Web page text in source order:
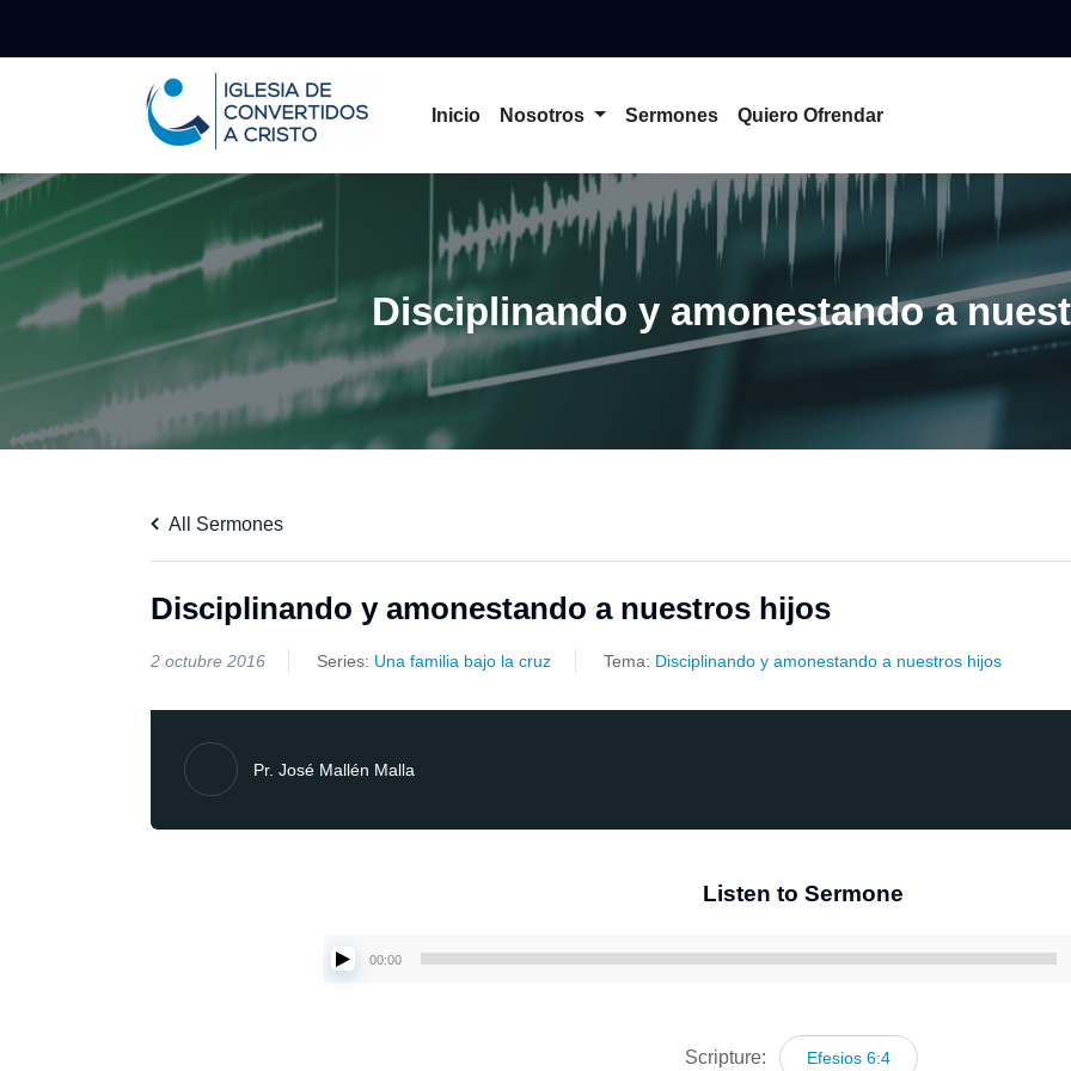
Inicio Nosotros Sermones Quiero Ofrendar
Disciplinando y amonestando a
All Sermones
Disciplinando y amonestando a nuestros hijos
2 octubre 2016 Series: Una familia bajo la cruz Tema: Disciplinando y amonestando a nuestros hijos
Pr. José Mallén Malla
Listen to Sermone
audio
00:00
Scripture: Efesios 6:4